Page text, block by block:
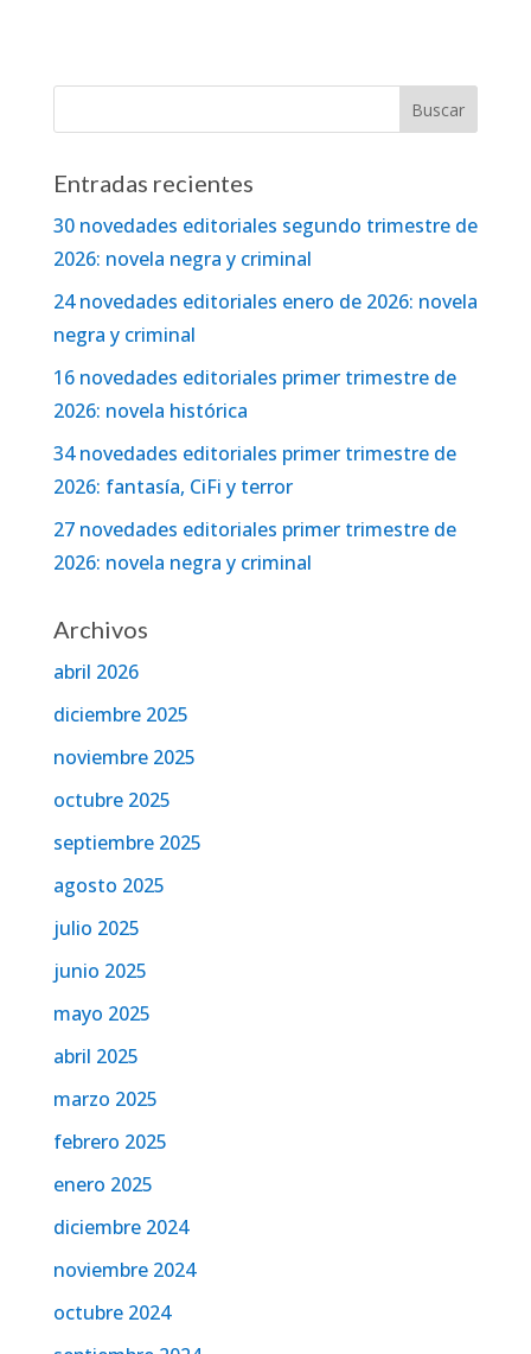
Entradas recientes
30 novedades editoriales segundo trimestre de
2026: novela negra y criminal
24 novedades editoriales enero de 2026: novela
negra y criminal
16 novedades editoriales primer trimestre de
2026: novela histórica
34 novedades editoriales primer trimestre de
2026: fantasía, CiFi y terror
27 novedades editoriales primer trimestre de
2026: novela negra y criminal
Archivos
abril 2026
diciembre 2025
noviembre 2025
octubre 2025
septiembre 2025
agosto 2025
julio 2025
junio 2025
mayo 2025
abril 2025
marzo 2025
febrero 2025
enero 2025
diciembre 2024
noviembre 2024
octubre 2024